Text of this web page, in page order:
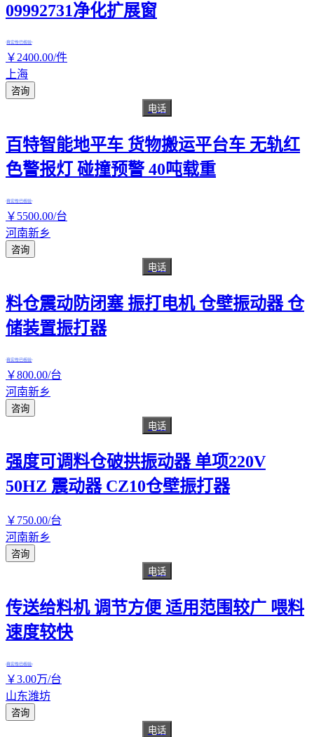
09992731净化扩展窗
真实性已核验
￥ 2400.00/件
上海
咨询
电话
百特智能地平车 货物搬运平台车 无轨红
色警报灯 碰撞预警 40吨载重
真实性已核验
￥ 5500.00/台
河南新乡
咨询
电话
料仓震动防闭塞 振打电机 仓壁振动器 仓
储装置振打器
真实性已核验
￥800.00/台
河南新乡
咨询
电话
强度可调料仓破拱振动器 单项220V
50HZ 震动器 CZ10仓壁振打器
￥ 750.00/台
河南新乡
咨询
电话
传送给料机 调节方便 适用范围较广 喂料
速度较快
真实性已核验
￥3.00万/台
山东潍坊
咨询
电话